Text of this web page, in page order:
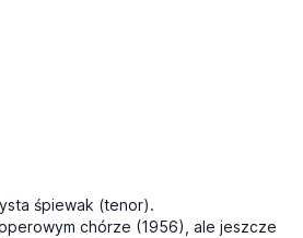
śpiewak (tenor).
chórze (1956), ale jeszcze